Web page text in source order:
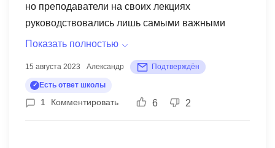
но преподаватели на своих лекциях
руководствовались лишь самыми важными
терминами и информацией которая нужна
мозга, но весь полезный - так как моментально
выстраивалась схема внедрения того или иного
продукта или модели управления о которой
говорили преподаватели! Огромное спасибо
Показать полностью
15 августа 2023 Александр Подтверждён
Есть ответ школы
1 Комментировать 6 2